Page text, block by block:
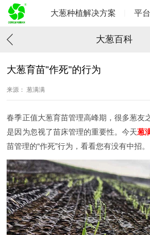
大葱种植解决方案 平
大葱百科
大葱育苗"作死"的行为
来源： 葱满满
春季正值大葱育苗管理高峰期，很多葱友
是因为忽视了苗床管理的重要性。今天葱
苗管理的“作死”行为，看看您有没有中招。